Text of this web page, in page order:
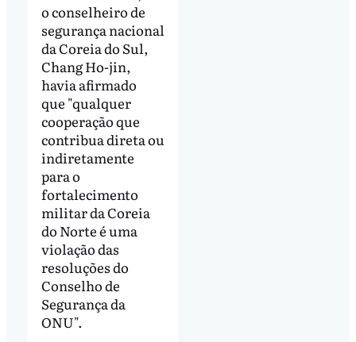
o conselheiro de
segurança nacional
da Coreia do Sul,
Chang Ho-jin,
havia afirmado
que "qualquer
cooperação que
contribua direta ou
indiretamente
para o
fortalecimento
militar da Coreia
do Norte é uma
violação das
resoluções do
Conselho de
Segurança da
ONU".